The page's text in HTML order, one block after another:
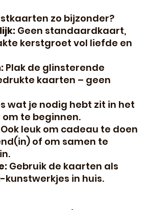
zo bijzonder?
Geen standaardkaart,
kerstgroet vol liefde en
Plak de glinsterende
kaarten – geen
wat je nodig hebt zit in het
te beginnen.
Ook leuk om cadeau te doen
of om samen te
Gebruik de kaarten als
in huis.